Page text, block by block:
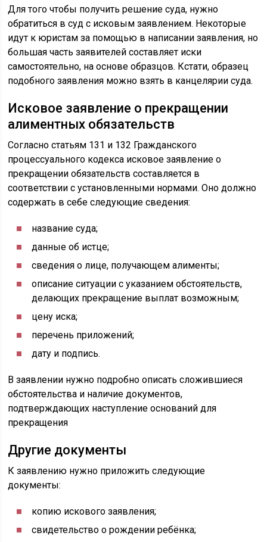
Для того чтобы получить решение суда, нужно
обратиться в суд с исковым заявлением. Некоторые
идут к юристам за помощью в написании заявления, но
большая часть заявителей составляет иски
самостоятельно, на основе образцов. Кстати, образец
подобного заявления можно взять в канцелярии суда.
Исковое заявление о прекращении
алиментных обязательств
Согласно статьям 131 и 132 Гражданского
процессуального кодекса исковое заявление о
прекращении обязательств составляется в
соответствии с установленными нормами. Оно должно
содержать в себе следующие сведения:
название суда;
данные об истце;
сведения о лице, получающем алименты;
описание ситуации с указанием обстоятельств,
делающих прекращение выплат возможным;
цену иска;
перечень приложений;
дату и подпись.
В заявлении нужно подробно описать сложившиеся
обстоятельства и наличие документов,
подтверждающих наступление оснований для
прекращения
Другие документы
К заявлению нужно приложить следующие
документы:
копию искового заявления;
свидетельство о рождении ребёнка;